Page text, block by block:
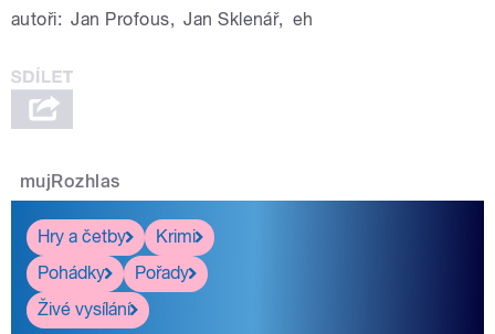
autoři: Jan Profous, Jan Sklenář, eh
mujRozhlas
Hry a četby
Krimi
Pohádky
Pořady
Živé vysílání